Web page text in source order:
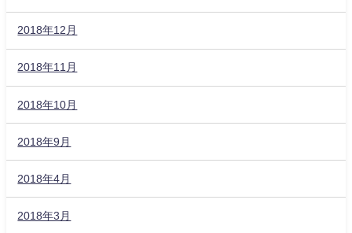
2018年12月
2018年11月
2018年10月
2018年9月
2018年4月
2018年3月